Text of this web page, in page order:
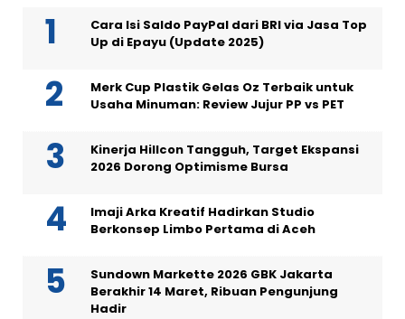
Cara Isi Saldo PayPal dari BRI via Jasa Top
Up di Epayu (Update 2025)
Merk Cup Plastik Gelas Oz Terbaik untuk
Usaha Minuman: Review Jujur PP vs PET
Kinerja Hillcon Tangguh, Target Ekspansi
2026 Dorong Optimisme Bursa
Imaji Arka Kreatif Hadirkan Studio
Berkonsep Limbo Pertama di Aceh
Sundown Markette 2026 GBK Jakarta
Berakhir 14 Maret, Ribuan Pengunjung
Hadir